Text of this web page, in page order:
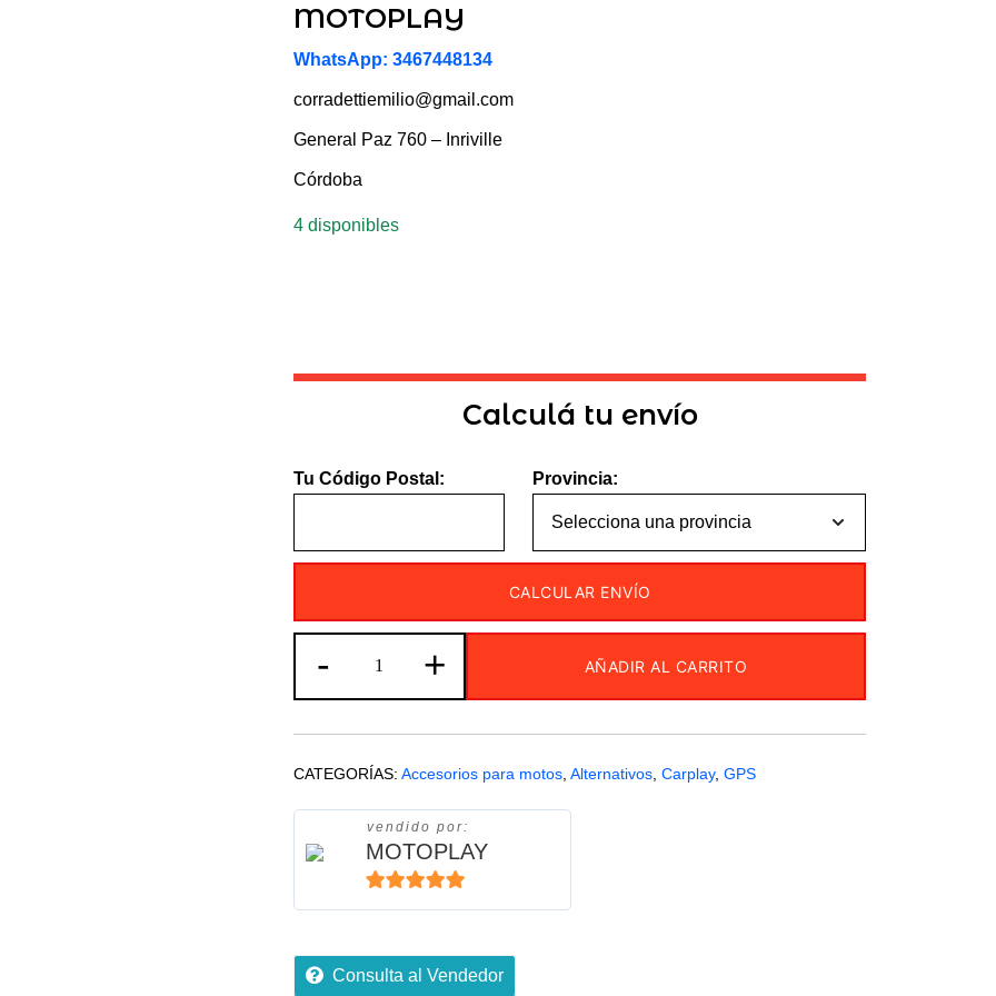
MOTOPLAY
WhatsApp: 3467448134
corradettiemilio@gmail.com
General Paz 760 – Inriville
Córdoba
4 disponibles
Calculá tu envío
Tu Código Postal: Provincia:
CALCULAR ENVÍO
-
moto
5
Pulgadas
cantidad
+ AÑADIR AL CARRITO
CATEGORÍAS: Accesorios para motos Alternativos Carplay, GPS
vendido por:
MOTOPLAY
5de 5
Consulta al Vendedor